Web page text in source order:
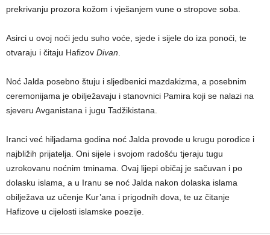
prekrivanju prozora kožom i vješanjem vune o stropove soba.
Asirci u ovoj noći jedu suho voće, sjede i sijele do iza ponoći, te
otvaraju i čitaju Hafizov Divan
Noć Jalda posebno štuju i sljedbenici mazdakizma, a posebnim
ceremonijama je obilježavaju i stanovnici Pamira koji se nalazi na
sjeveru Avganistana i jugu Tadžikistana.
Iranci već hiljadama godina noć Jalda provode u krugu porodice i
najbližih prijatelja. Oni sijele i svojom radošću tjeraju tugu
uzrokovanu noćnim tminama. Ovaj lijepi običaj je sačuvan i po
dolasku islama, a u Iranu se noć Jalda nakon dolaska islama
obilježava uz učenje Kur’ana i prigodnih dova, te uz čitanje
Hafizove u cijelosti islamske poezije.